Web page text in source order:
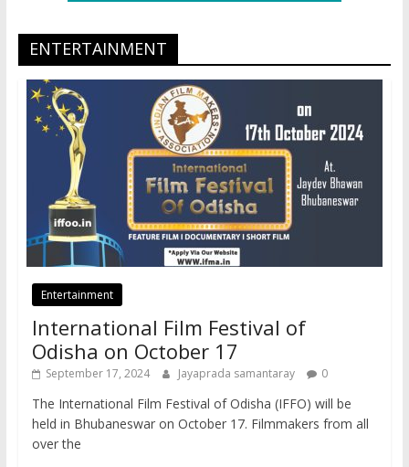
ENTERTAINMENT
Entertainment
International Film Festival of
Odisha on October 17
September 17, 2024 Jayaprada samantaray 0
The International Film Festival of Odisha (IFFO) will be
held in Bhubaneswar on October 17. Filmmakers from all
over the